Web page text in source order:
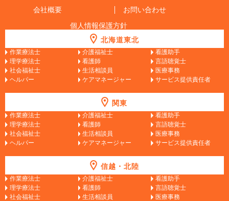
会社概要
お問い合わせ
個人情報保護方針
北海道東北
作業療法士 介護福祉士
看護助手
理学療法士
看護師
言語聴覚士
社会福祉士
生活相談員
医療事務
ヘルパー
ケアマネージャー サービス提供責任者
関東
作業療法士 介護福祉士
看護助手
理学療法士
看護師
言語聴覚士
社会福祉士
生活相談員
医療事務
ヘルパー
ケアマネージャー サービス提供責任者
信越・北陸
作業療法士 介護福祉士
看護助手
理学療法士
看護師
言語聴覚士
社会福祉士
生活相談員
医療事務